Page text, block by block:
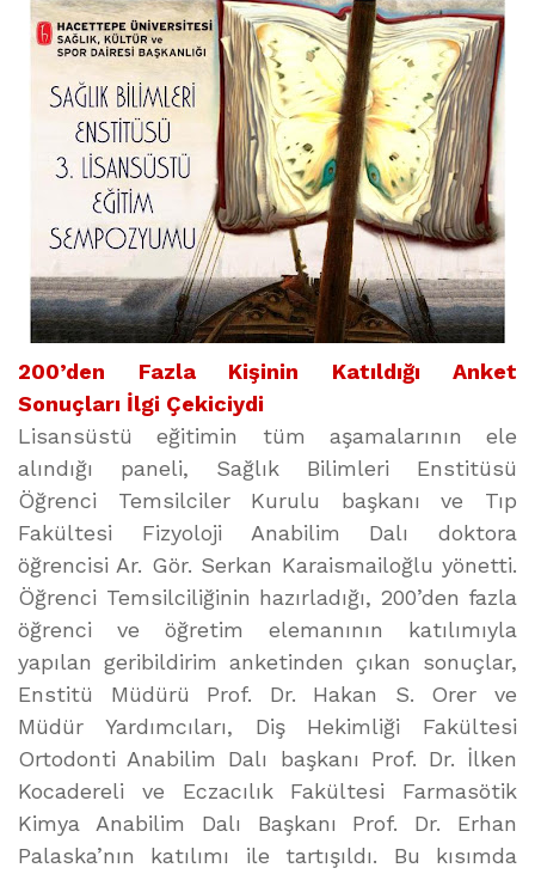
200’den Fazla Kişinin Katıldığı Anket
Sonuçları İlgi Çekiciydi
Lisansüstü eğitimin tüm aşamalarının ele
alındığı paneli, Sağlık Bilimleri Enstitüsü
Öğrenci Temsilciler Kurulu başkanı ve Tıp
Fakültesi Fizyoloji Anabilim Dalı doktora
öğrencisi Ar. Gör. Serkan Karaismailoğlu yönetti.
Öğrenci Temsilciliğinin hazırladığı, 200’den fazla
öğrenci ve öğretim elemanının katılımıyla
yapılan geribildirim anketinden çıkan sonuçlar,
Enstitü Müdürü Prof. Dr. Hakan S. Orer ve
Müdür Yardımcıları, Diş Hekimliği Fakültesi
Ortodonti Anabilim Dalı başkanı Prof. Dr. İlken
Kocadereli ve Eczacılık Fakültesi Farmasötik
Kimya Anabilim Dalı Başkanı Prof. Dr. Erhan
Palaska’nın katılımı ile tartışıldı. Bu kısımda